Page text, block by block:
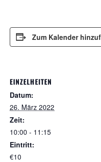
Zum Kalender
EINZELHEITEN
Datum:
26. März 2022
Zeit:
10:00 - 11:15
Eintritt:
€10